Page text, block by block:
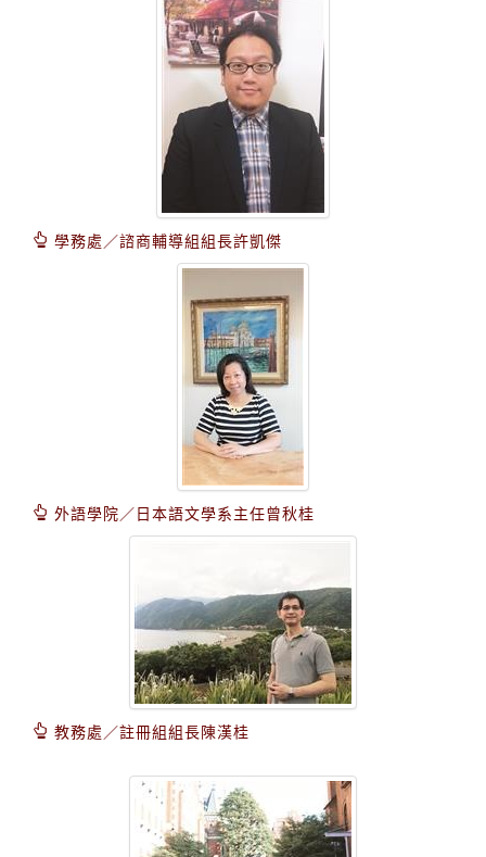
學務處／諮商輔導組組長許凱傑
外語學院／日本語文學系主任曾秋桂
教務處／註冊組組長陳漢桂